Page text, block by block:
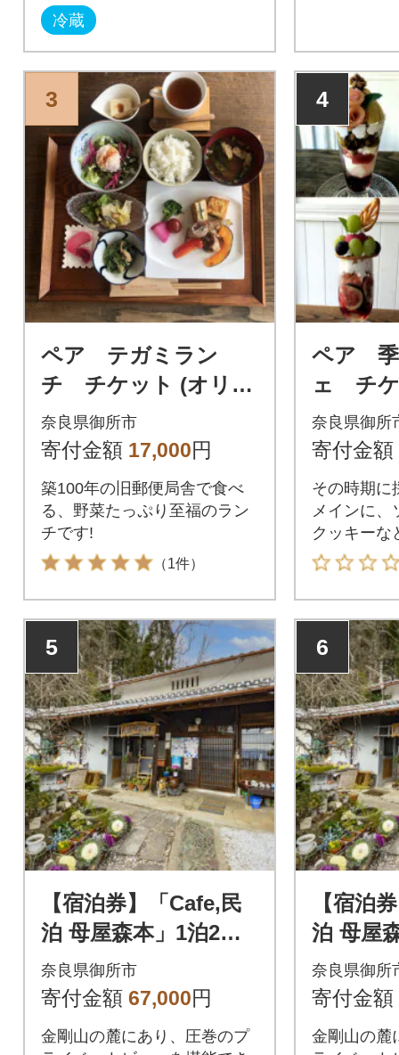
冷蔵
3
ペア テガミラン
チ チケット (オリジ
ナルラベル片上醤油
うすくち・こいくち1
奈良県御所市
寄付金額 17,000円
築100年の旧郵便局舎で食べ
る、野菜たっぷり至福のラン
チです!
（1件）
4
ペア 季
ェ チケ
ナルラ
うすく
奈良県御所
寄付金額
その時期に
メインに、
クッキーな
わったパフ
5
【宿泊券】「Cafe,民
泊 母屋森本」1泊2日1
組限定、夕食・朝食付
き、お土産(農産物)2
奈良県御所市
寄付金額 67,000円
金剛山の麓にあり、圧巻のプ
6
【宿泊
泊 母屋森本」1泊2日1
組限定
き、お
奈良県御所
寄付金額
金剛山の麓